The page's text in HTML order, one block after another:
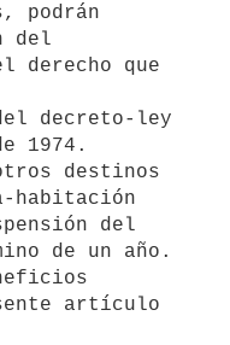
podrán
del
derecho que
decreto-ley
1974.
habitación
del
de un año.
artículo